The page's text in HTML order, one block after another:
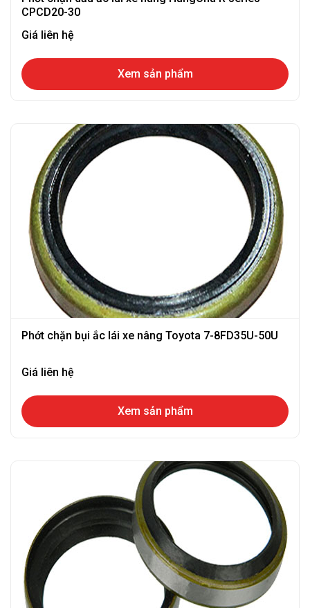
CPCD20-30
Giá liên hệ
Xem sản phẩm
Phớt chặn bụi ắc lái xe nâng Toyota 7-8FD35U-50U
Giá liên hệ
Xem sản phẩm